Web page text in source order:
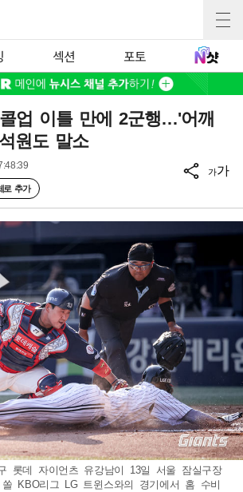
섹션 포토
업 이틀 만에 2군행…'어깨
원도 말소
로 추가
가가
롯데 자이언츠 유강남이 13일 서울 잠실구장
KBO리그 LG 트윈스와의 경기에서 홈 수비